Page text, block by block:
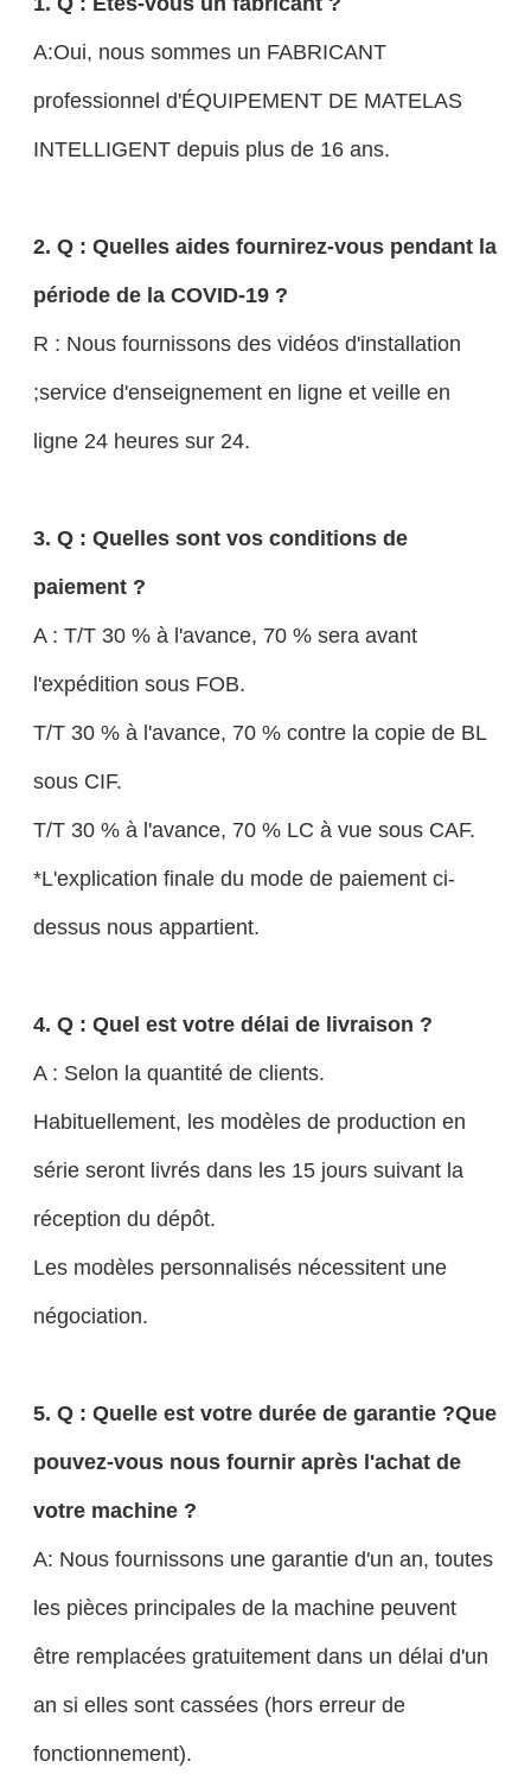
A:Oui, nous sommes un FABRICANT
professionnel d'ÉQUIPEMENT DE MATELAS
INTELLIGENT depuis plus de 16 ans.
2. Q : Quelles aides fournirez-vous pendant la
période de la COVID-19 ?
R : Nous fournissons des vidéos d'installation
;service d'enseignement en ligne et veille en
ligne 24 heures sur 24.
3. Q : Quelles sont vos conditions de
paiement ?
A : T/T 30 % à l'avance, 70 % sera avant
l'expédition sous FOB.
T/T 30 % à l'avance, 70 % contre la copie de BL
sous CIF.
T/T 30 % à l'avance, 70 % LC à vue sous CAF.
*L'explication finale du mode de paiement ci-
dessus nous appartient.
4. Q : Quel est votre délai de livraison ?
A : Selon la quantité de clients.
Habituellement, les modèles de production en
série seront livrés dans les 15 jours suivant la
réception du dépôt.
Les modèles personnalisés nécessitent une
négociation.
5. Q : Quelle est votre durée de garantie ?Que
pouvez-vous nous fournir après l'achat de
votre machine ?
A: Nous fournissons une garantie d'un an, toutes
les pièces principales de la machine peuvent
être remplacées gratuitement dans un délai d'un
an si elles sont cassées (hors erreur de
fonctionnement).